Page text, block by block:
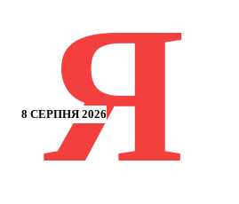
8 СЕРПНЯ 2026
Я